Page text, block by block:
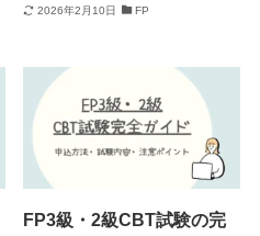
2026年2月10日 FP
FP3級・2級CBT試験の完